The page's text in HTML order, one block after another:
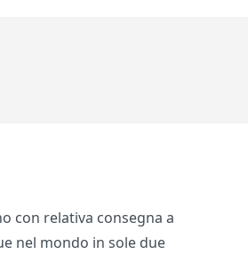
con relativa consegna a
nel mondo in sole due